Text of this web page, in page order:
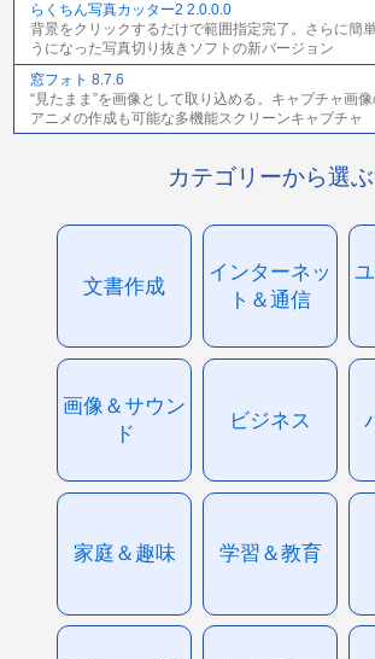
らくちん写真カッター2 2.0.0.0
背景をクリックするだけで範囲指定完了。さらに簡
うになった写真切り抜きソフトの新バージョン
窓フォト 8.7.6
“見たまま”を画像として取り込める。キャプチャ画
アニメの作成も可能な多機能スクリーンキャプチャ
カテゴリーから選ぶ
文書作成
インターネッ
ト＆通信
画像＆サウン
ド
ビジネス
家庭＆趣味 学習＆教育